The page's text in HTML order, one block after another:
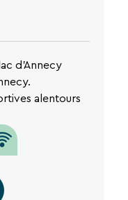
d'Annecy
alentours